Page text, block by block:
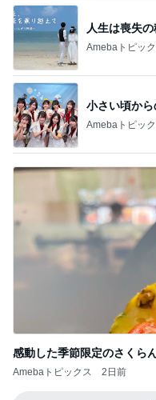
人生は喪失
Amebaトピッ
小さい頃か
Amebaトピッ
感動した季節限定のさくら
Amebaトピックス 2日前